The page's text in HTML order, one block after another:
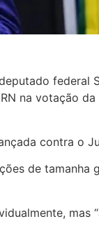
federal
na votação
contra o
de
mas